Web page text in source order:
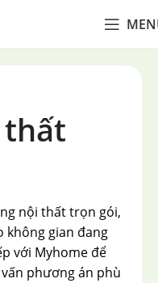
thất
nội thất trọn gói,
không gian đang
với Myhome để
phương án phù